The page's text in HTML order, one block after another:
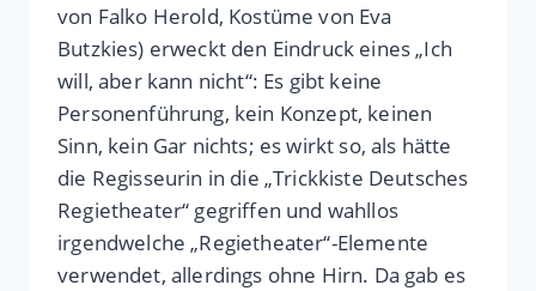
von Falko Herold, Kostüme von Eva
Butzkies) erweckt den Eindruck eines „Ich
will, aber kann nicht“: Es gibt keine
Personenführung, kein Konzept, keinen
Sinn, kein Gar nichts; es wirkt so, als hätte
die Regisseurin in die „Trickkiste Deutsches
Regietheater“ gegriffen und wahllos
irgendwelche „Regietheater“-Elemente
verwendet, allerdings ohne Hirn. Da gab es